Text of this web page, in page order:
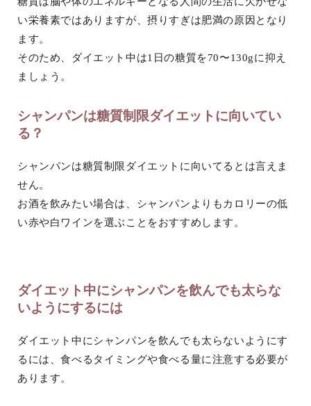
い栄養素ではありますが、摂りすぎは肥満の原因となり
ます。
そのため、ダイエット中は1日の糖質を70〜130gに抑え
ましょう。
シャンパンは糖質制限ダイエットに向いてい
る？
シャンパンは糖質制限ダイエットに向いてるとは言えま
せん。
お酒を飲みたい場合は、シャンパンよりもカロリーの低
い赤や白ワインを選ぶことをおすすめします。
ダイエット中にシャンパンを飲んでも太らな
いようにするには
ダイエット中にシャンパンを飲んでも太らないようにす
るには、食べるタイミングや食べる量に注意する必要が
あります。